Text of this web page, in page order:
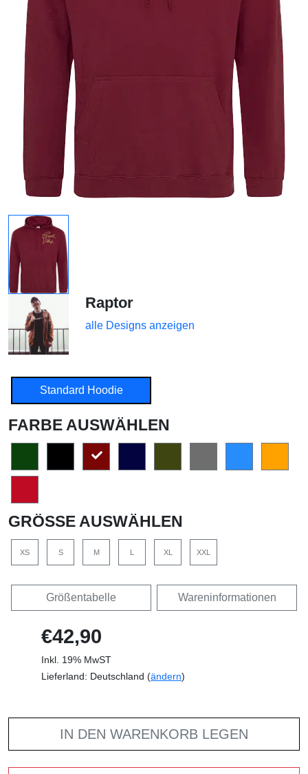
Raptor
alle Designs anzeigen
Standard Hoodie
FARBE AUSWÄHLEN
GRÖSSE AUSWÄHLEN
XS S M L XL XXL
Größentabelle Wareninformationen
€42,90
Inkl. 19% MwST
Lieferland: Deutschland (ändern)
IN DEN WARENKORB LEGEN